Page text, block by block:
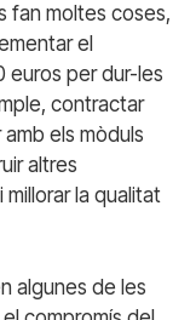
fan moltes coses,
el
euros per dur-les
contractar
els mòduls
altres
la qualitat
algunes de les